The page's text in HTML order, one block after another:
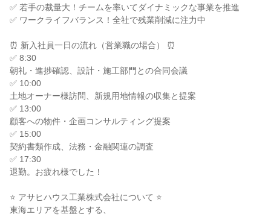
✅ 若手の裁量大！チームを率いてダイナミックな事業を推進
✅ ワークライフバランス！全社で残業削減に注力中
⏰ 新入社員一日の流れ（営業職の場合） ⏰
✅ 8:30
朝礼・進捗確認、設計・施工部門との合同会議
✅ 10:00
土地オーナー様訪問、新規用地情報の収集と提案
✅ 13:00
顧客への物件・企画コンサルティング提案
✅ 15:00
契約書類作成、法務・金融関連の調査
✅ 17:30
退勤。お疲れ様でした！
⭐ アサヒハウス工業株式会社について ⭐
東海エリアを基盤とする、